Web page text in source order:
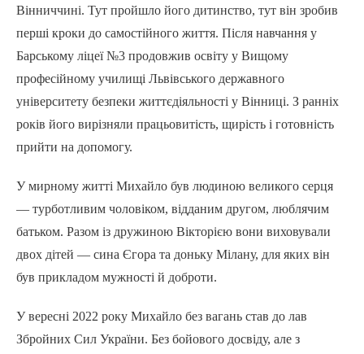
Вінниччині. Тут пройшло його дитинство, тут він зробив
перші кроки до самостійного життя. Після навчання у
Барському ліцеї №3 продовжив освіту у Вищому
професійному училищі Львівського державного
університету безпеки життєдіяльності у Вінниці. З ранніх
років його вирізняли працьовитість, щирість і готовність
прийти на допомогу.
У мирному житті Михайло був людиною великого серця
— турботливим чоловіком, відданим другом, люблячим
батьком. Разом із дружиною Вікторією вони виховували
двох дітей — сина Єгора та доньку Мілану, для яких він
був прикладом мужності й доброти.
У вересні 2022 року Михайло без вагань став до лав
Збройних Сил України. Без бойового досвіду, але з